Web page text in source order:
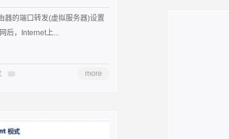
器的端口转发(虚拟服务器)设置
后，Internet上...
more